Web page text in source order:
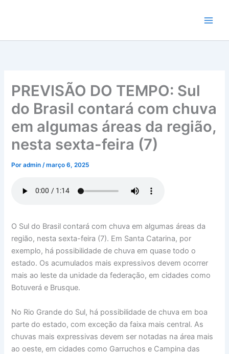
conteúdo
PREVISÃO DO TEMPO: Sul
do Brasil contará com chuva
em algumas áreas da região,
nesta sexta-feira (7)
Poradmin/março 6, 2025
O Sul do Brasil contará com chuva em algumas áreas da
região, nesta sexta-feira (7). Em Santa Catarina, por
exemplo, há possibilidade de chuva em quase todo o
estado. Os acumulados mais expressivos devem ocorrer
mais ao leste da unidade da federação, em cidades como
Botuverá e Brusque.
No Rio Grande do Sul, há possibilidade de chuva em boa
parte do estado, com exceção da faixa mais central. As
chuvas mais expressivas devem ser notadas na área mais
ao oeste, em cidades como Garruchos e Campina das